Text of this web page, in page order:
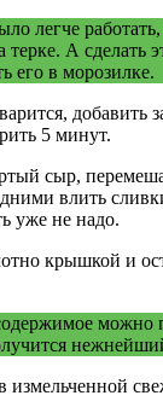
легче
терке. А сделать
его в морозилке.
добавить
5 минут.
сыр,
влить
уже не надо.
крышкой и
можно
измельченной